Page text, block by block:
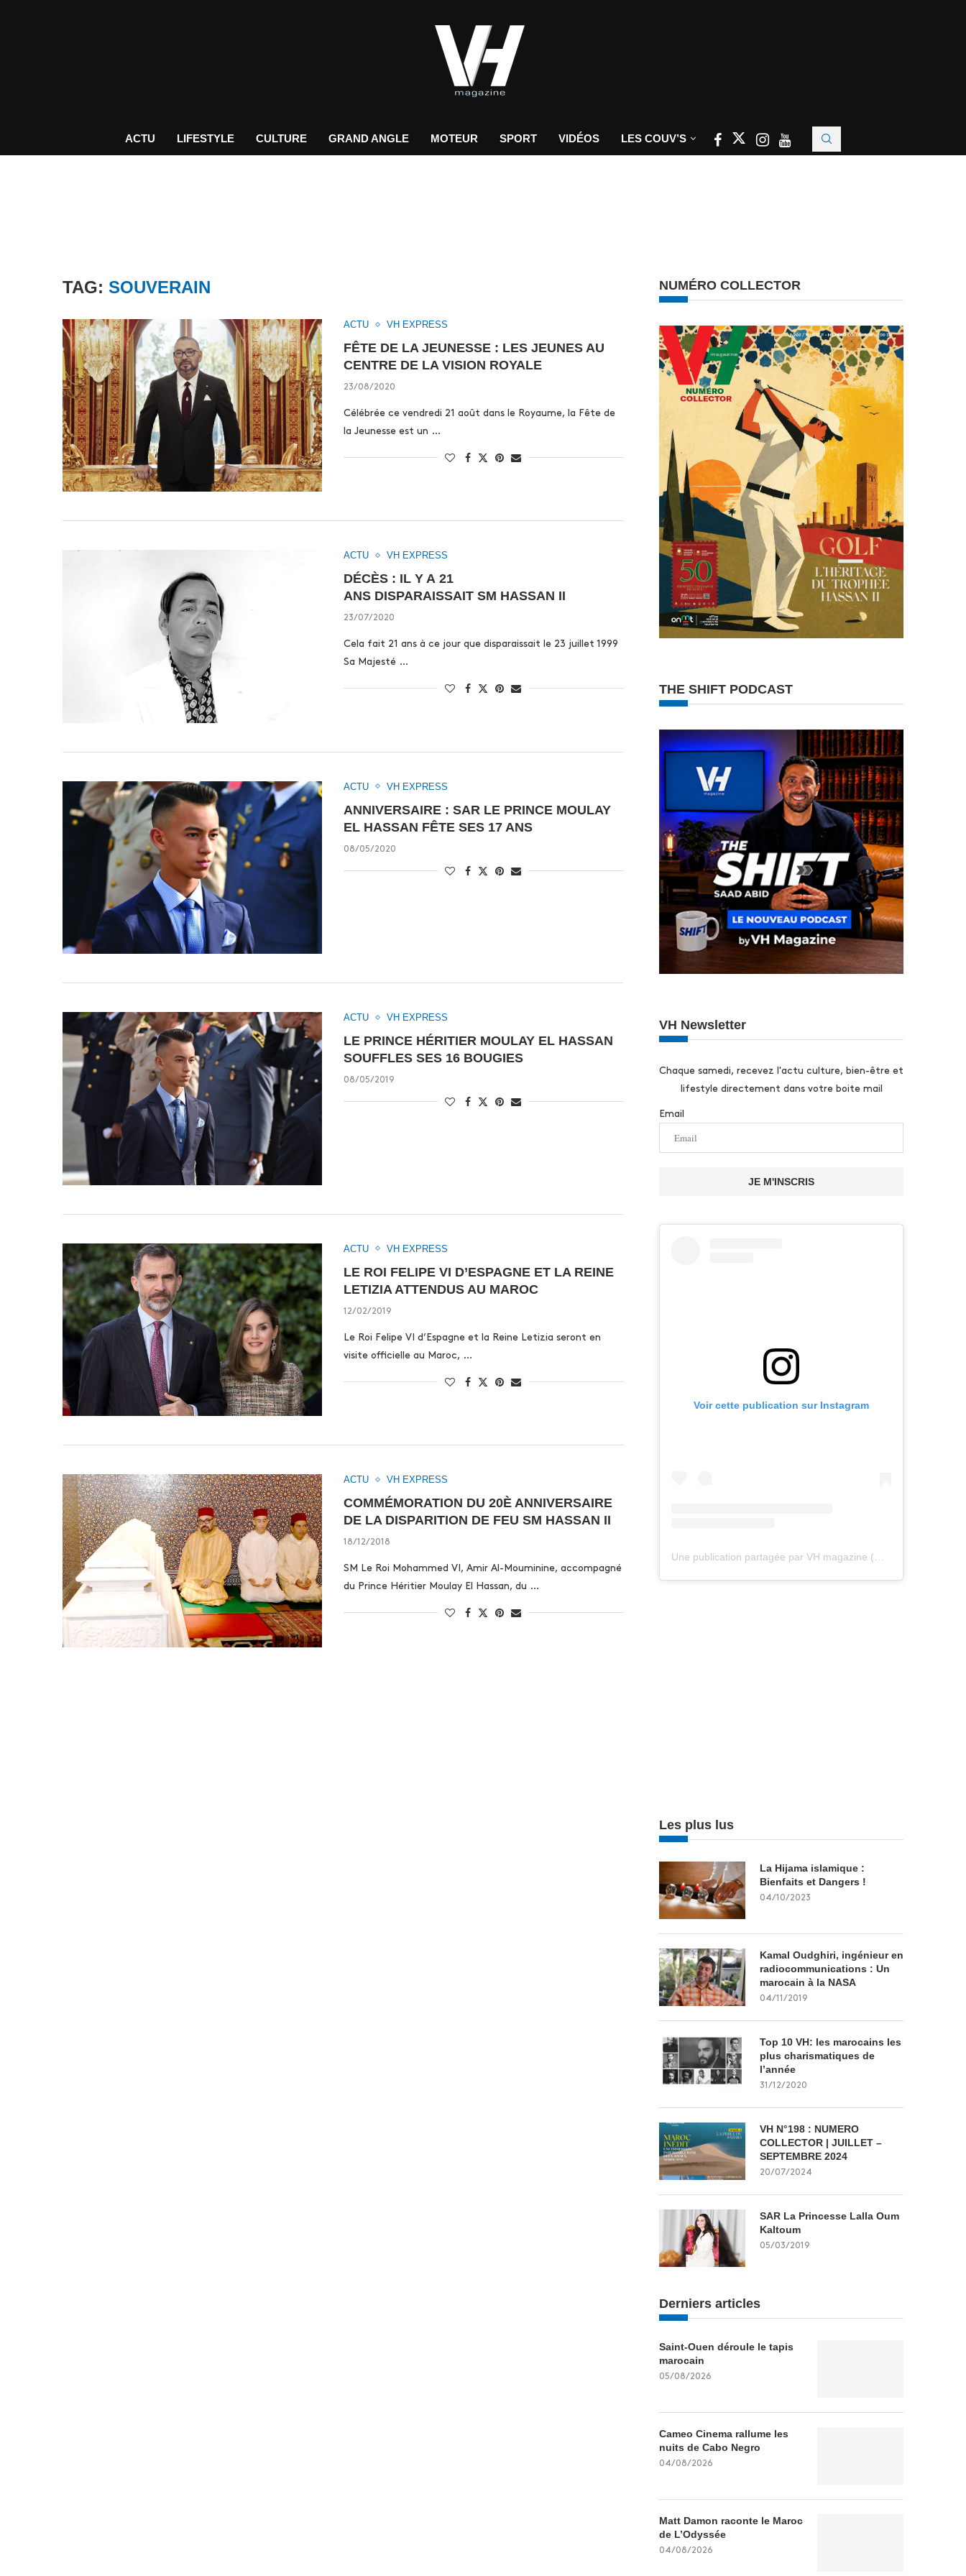
ACTU LIFESTYLE CULTURE GRAND ANGLE MOTEUR SPORT VIDÉOS LES COUV’S
TAG: SOUVERAIN
ACTU VH EXPRESS
FÊTE DE LA JEUNESSE : LES JEUNES AU
CENTRE DE LA VISION ROYALE
23/08/2020
Célébrée ce vendredi 21 août dans le Royaume, la Fête de
la Jeunesse est un …
ACTU VH EXPRESS
DÉCÈS : IL Y A 21
ANS DISPARAISSAIT SM HASSAN II
23/07/2020
Cela fait 21 ans à ce jour que disparaissait le 23 juillet 1999
Sa Majesté …
ACTU VH EXPRESS
ANNIVERSAIRE : SAR LE PRINCE MOULAY
EL HASSAN FÊTE SES 17 ANS
08/05/2020
ACTU VH EXPRESS
LE PRINCE HÉRITIER MOULAY EL HASSAN
SOUFFLES SES 16 BOUGIES
08/05/2019
ACTU VH EXPRESS
LE ROI FELIPE VI D’ESPAGNE ET LA REINE
LETIZIA ATTENDUS AU MAROC
12/02/2019
Le Roi Felipe VI d’Espagne et la Reine Letizia seront en
visite officielle au Maroc, …
ACTU VH EXPRESS
COMMÉMORATION DU 20È ANNIVERSAIRE
DE LA DISPARITION DE FEU SM HASSAN II
18/12/2018
SM Le Roi Mohammed VI, Amir Al-Mouminine, accompagné
du Prince Héritier Moulay El Hassan, du …
NUMÉRO COLLECTOR
THE SHIFT PODCAST
VH Newsletter
Chaque samedi, recevez l'actu culture, bien-être et
lifestyle directement dans votre boite mail
Email
JE M'INSCRIS
Voir cette publication sur Instagram
Les plus lus
La Hijama islamique :
Bienfaits et Dangers !
04/10/2023
Kamal Oudghiri, ingénieur en
radiocommunications : Un
marocain à la NASA
04/11/2019
Top 10 VH: les marocains les
plus charismatiques de
l’année
31/12/2020
VH N°198 : NUMERO
COLLECTOR | JUILLET –
SEPTEMBRE 2024
20/07/2024
SAR La Princesse Lalla Oum
Kaltoum
05/03/2019
Derniers articles
Saint-Ouen déroule le tapis
marocain
05/08/2026
Cameo Cinema rallume les
nuits de Cabo Negro
04/08/2026
Matt Damon raconte le Maroc
de L’Odyssée
04/08/2026